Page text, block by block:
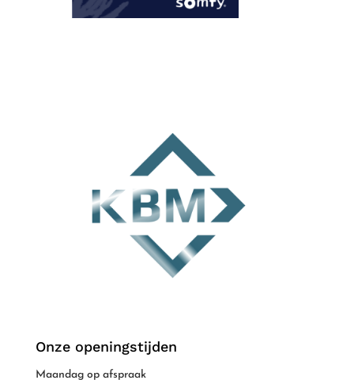
Onze openingstijden
Maandag op afspraak